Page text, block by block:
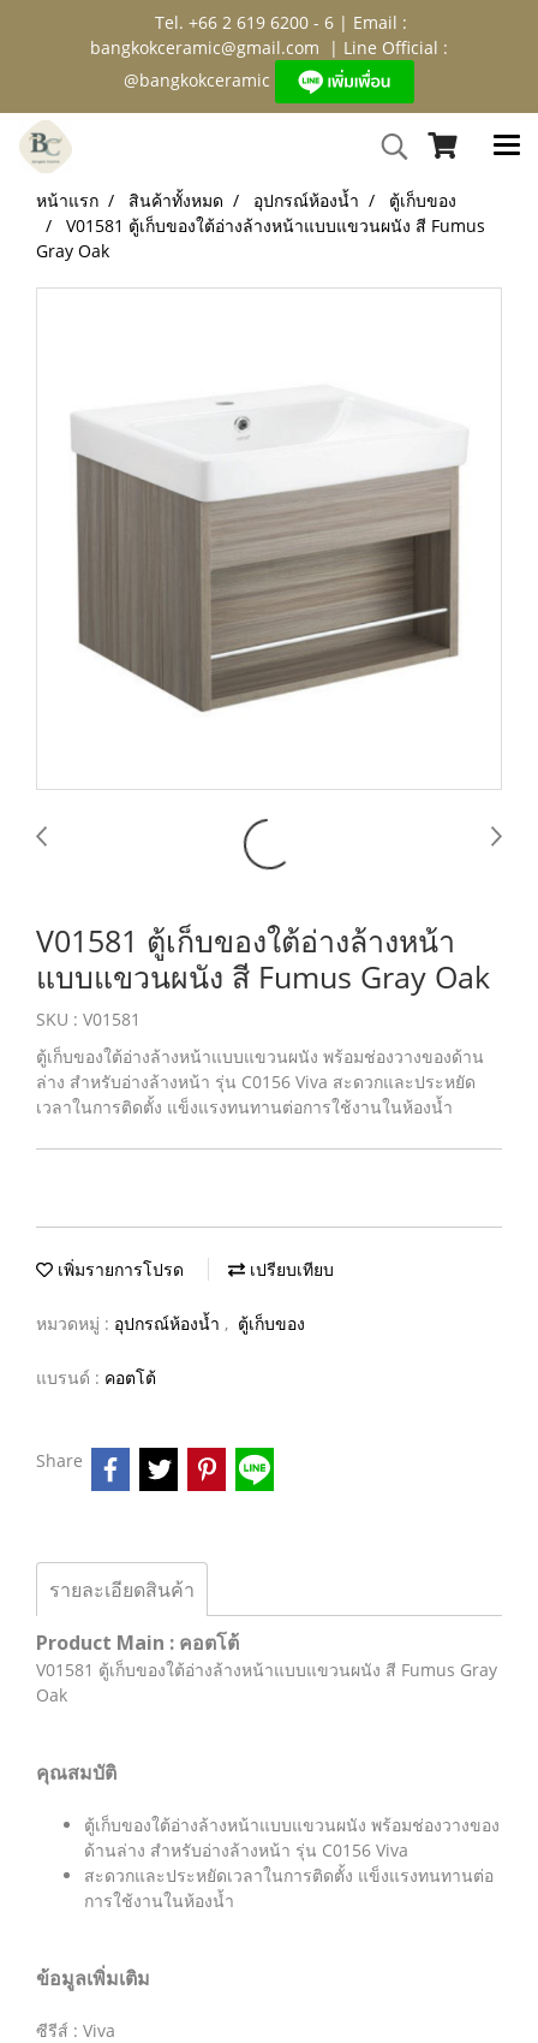
Tel. +66 2 619 6200 - 6 | Email :
bangkokceramic@gmail.com | Line Official :
@bangkokceramic
หน้าแรก สินค้าทั้งหมด อุปกรณ์ห้องน้ำ
ตู้เก็บของ
V01581 ตู้เก็บของใต้อ่างล้างหน้าแบบแขวนผนัง สี Fumus
Gray Oak
V01581 ตู้เก็บของใต้อ่างล้างหน้า
แบบแขวนผนัง สี Fumus Gray Oak
SKU : V01581
ตู้เก็บของใต้อ่างล้างหน้าแบบแขวนผนัง พร้อมช่องวางของด้าน
ล่าง สำหรับอ่างล้างหน้า รุ่น C0156 Viva สะดวกและประหยัด
เวลาในการติดตั้ง แข็งแรงทนทานต่อการใช้งานในห้องน้ำ
เพิ่มรายการโปรด เปรียบเทียบ
หมวดหมู่ : อุปกรณ์ห้องน้ำ , ตู้เก็บของ
แบรนด์ : คอตโต้
Share
รายละเอียดสินค้า
Product Main : คอตโต้
V01581 ตู้เก็บของใต้อ่างล้างหน้าแบบแขวนผนัง สี Fumus Gray
Oak
คุณสมบัติ
ตู้เก็บของใต้อ่างล้างหน้าแบบแขวนผนัง พร้อมช่องวางของ
ด้านล่าง สำหรับอ่างล้างหน้า รุ่น C0156 Viva
สะดวกและประหยัดเวลาในการติดตั้ง แข็งแรงทนทานต่อ
การใช้งานในห้องน้ำ
ข้อมูลเพิ่มเติม
ซีรีส์ : Viva